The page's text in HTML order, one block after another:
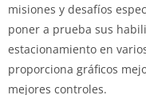
misiones y desafíos
poner a prueba sus
estacionamiento en
proporciona gráficos
mejores controles.